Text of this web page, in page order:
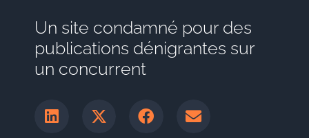
Un site condamné pour des
publications dénigrantes sur
un concurrent